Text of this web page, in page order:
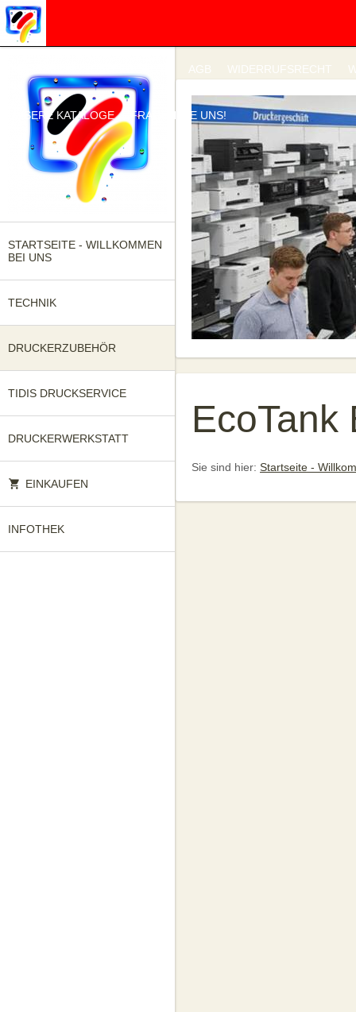
AGB WIDERRUFSRECHT
UNSERE KATALOGE FRAGEN SIE UNS!
STARTSEITE - WILLKOMMEN
BEI UNS
TECHNIK
DRUCKERZUBEHÖR
TIDIS DRUCKSERVICE
DRUCKERWERKSTATT
EINKAUFEN
INFOTHEK
EcoTank
Sie sind hier: Startseite -